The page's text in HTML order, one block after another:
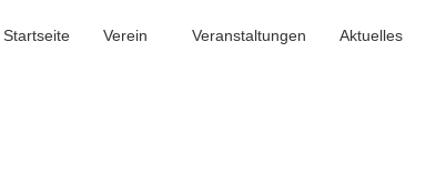
Startseite Verein Veranstaltungen Aktuelles